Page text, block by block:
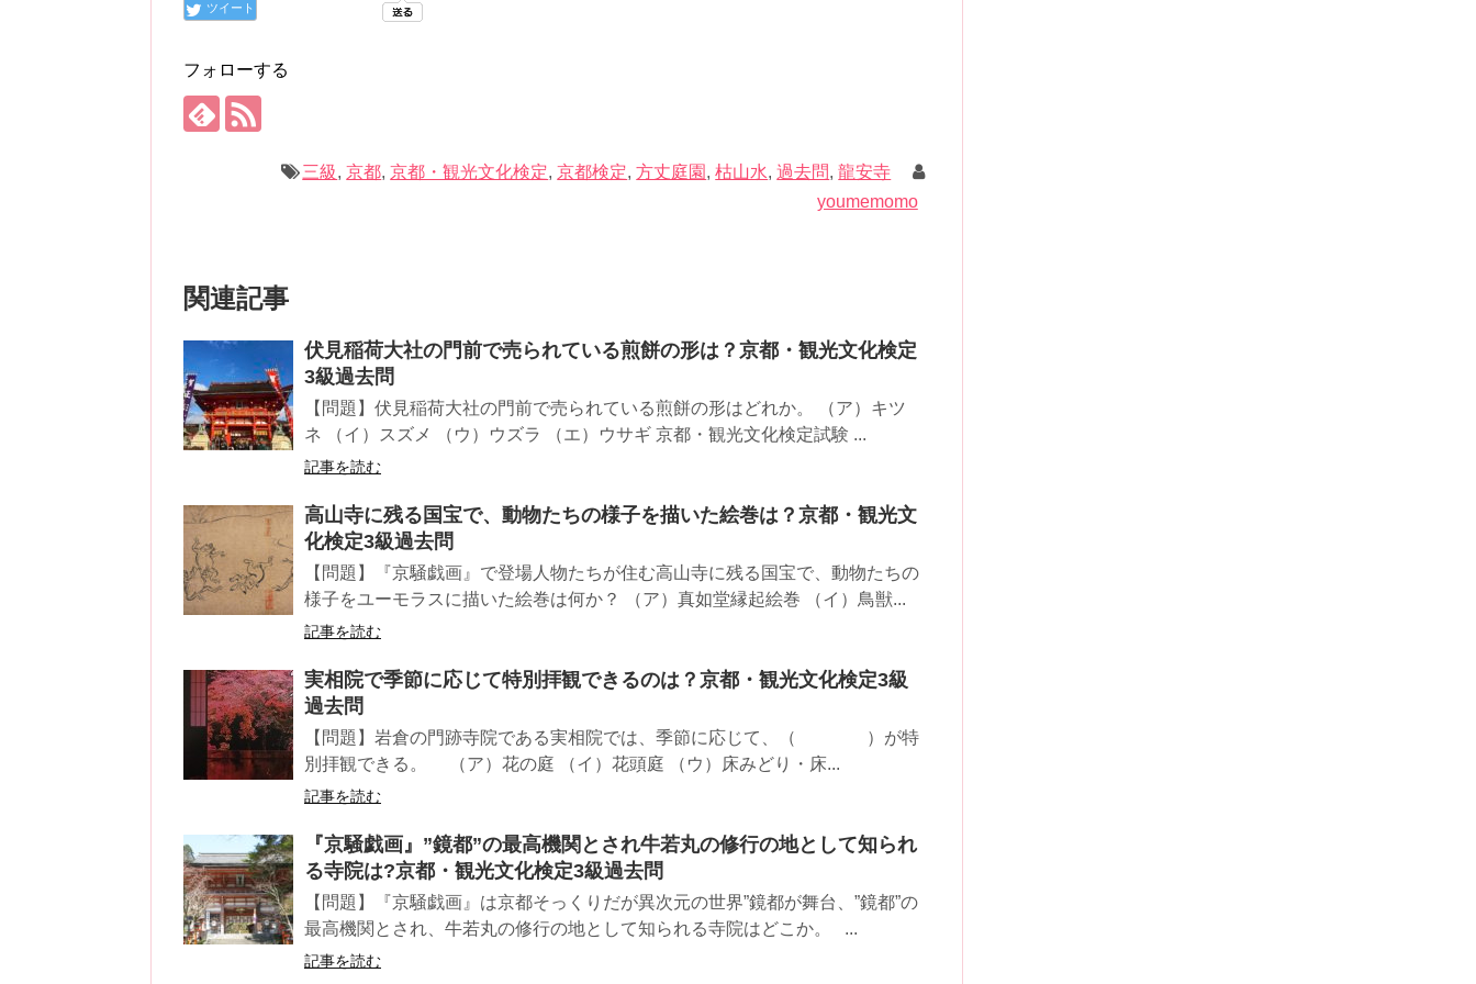
ツイート
フォローする
三級,京都,京都・観光文化検定,京都検定,方丈庭園 ,枯山水,過去問,龍安寺
youmemomo
関連記事
伏見稲荷大社の門前で売られている煎餅の形は？京都・観光文化検定
3級過去問
【問題】伏見稲荷大社の門前で売られている煎餅の形はどれか。 （ア）キツ
ネ （イ）スズメ （ウ）ウズラ （エ）ウサギ 京都・観光文化検定試験 ...
記事を読む
高山寺に残る国宝で、動物たちの様子を描いた絵巻は？京都・観光文
化検定3級過去問
【問題】『京騒戯画』で登場人物たちが住む高山寺に残る国宝で、動物たちの
様子をユーモラスに描いた絵巻は何か？ （ア）真如堂縁起絵巻 （イ）鳥獣...
記事を読む
実相院で季節に応じて特別拝観できるのは？京都・観光文化検定3級
過去問
【問題】岩倉の門跡寺院である実相院では、季節に応じて、（ ）が特
別拝観できる。 （ア）花の庭 （イ）花頭庭 （ウ）床みどり・床...
記事を読む
『京騒戯画』”鏡都”の最高機関とされ牛若丸の修行の地として知られ
る寺院は?京都・観光文化検定3級過去問
【問題】『京騒戯画』は京都そっくりだが異次元の世界”鏡都が舞台、”鏡都”の
最高機関とされ、牛若丸の修行の地として知られる寺院はどこか。 ...
記事を読む